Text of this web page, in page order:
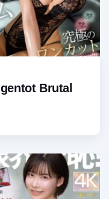
Brutal